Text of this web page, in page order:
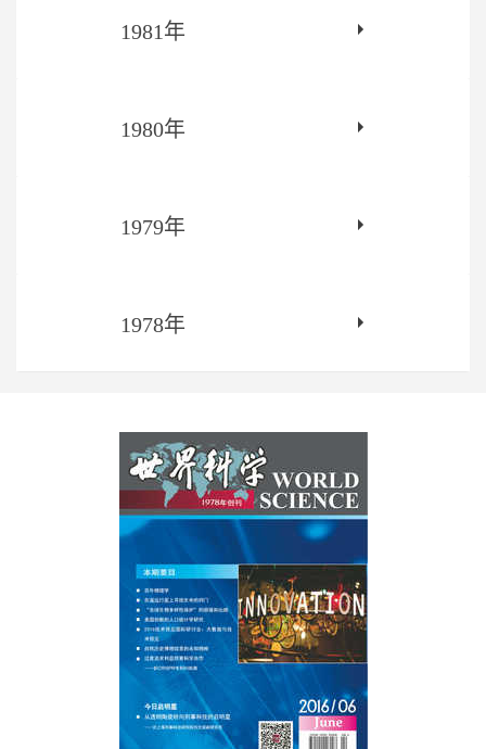
1981年
1980年
1979年
1978年